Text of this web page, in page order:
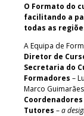
O Formato do
facilitando a
todas as
A Equipa de
Diretor de
Secretaria do
Formadores –
Marco Guimarães
Tutores –a